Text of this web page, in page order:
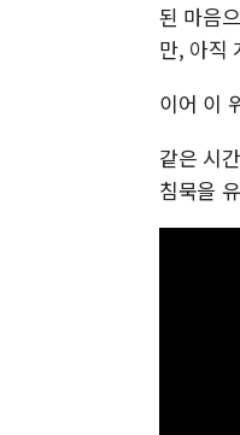
된 마음
만, 아직
이어 이
같은 시
침묵을